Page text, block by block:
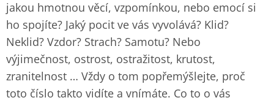
jakou hmotnou věcí, vzpomínkou, nebo emocí si
ho spojíte? Jaký pocit ve vás vyvolává? Klid?
Neklid? Vzdor? Strach? Samotu? Nebo
výjimečnost, ostrost, ostražitost, krutost,
zranitelnost … Vždy o tom popřemýšlejte, proč
toto číslo takto vidíte a vnímáte. Co to o vás